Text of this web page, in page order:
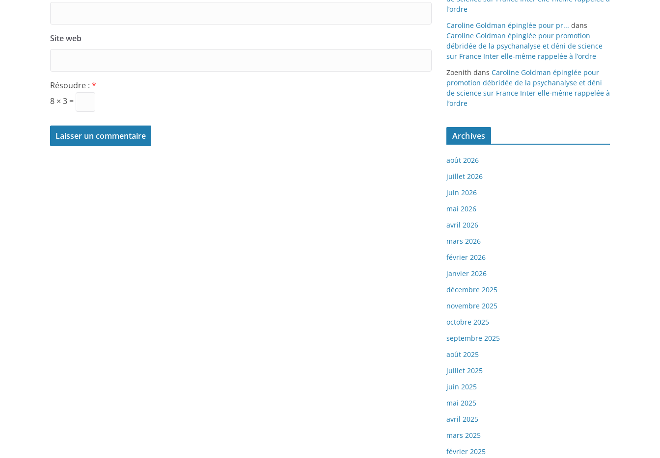
Site web
Résoudre : *
8 × 3 =
l’ordre
Caroline Goldman épinglée pour pr... dans
Caroline Goldman épinglée pour promotion
débridée de la psychanalyse et déni de science
sur France Inter elle-même rappelée à l’ordre
Zoenith dans Caroline Goldman épinglée pour
promotion débridée de la psychanalyse et déni
de science sur France Inter elle-même rappelée à
l’ordre
Archives
août 2026
juillet 2026
juin 2026
mai 2026
avril 2026
mars 2026
février 2026
janvier 2026
décembre 2025
novembre 2025
octobre 2025
septembre 2025
août 2025
juillet 2025
juin 2025
mai 2025
avril 2025
mars 2025
février 2025